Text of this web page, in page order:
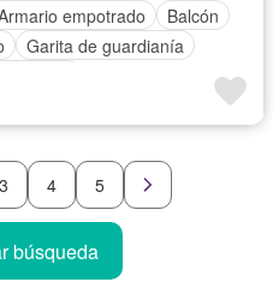
empotrado
Balcón
Garita de guardianía
amoblar
3 4 5
búsqueda